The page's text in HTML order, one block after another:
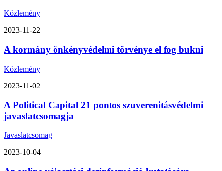
Közlemény
2023-11-22
A kormány önkényvédelmi törvénye el fog bukni
Közlemény
2023-11-02
A Political Capital 21 pontos szuverenitásvédelmi
javaslatcsomagja
Javaslatcsomag
2023-10-04